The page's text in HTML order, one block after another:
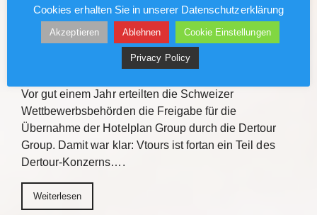
Weiterlesen
Vtours: IT-Wechsel kommt voran
Vor gut einem Jahr erteilten die Schweizer
Wettbewerbsbehörden die Freigabe für die
Übernahme der Hotelplan Group durch die Dertour
Group. Damit war klar: Vtours ist fortan ein Teil des
Dertour-Konzerns….
Weiterlesen
Cookies erhalten Sie in unserer Datenschutzerklärung
Akzeptieren Ablehnen Cookie Einstellungen
Privacy Policy